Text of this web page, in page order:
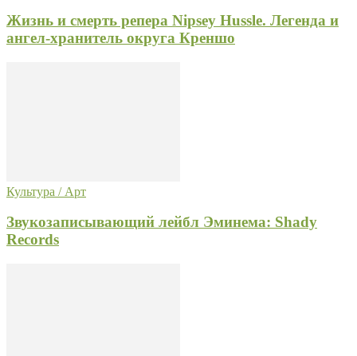
Жизнь и смерть репера Nipsey Hussle. Легенда и
ангел-хранитель округа Креншо
Культура / Арт
Звукозаписывающий лейбл Эминема: Shady
Records